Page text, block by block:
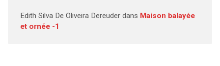
Edith Silva De Oliveira Dereuderdans Maison balayée
et ornée -1